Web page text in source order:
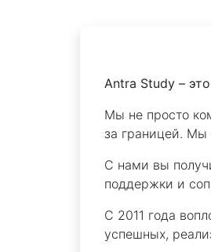
Antra Study –
Мы не просто
за границей. Мы
С нами вы
поддержки и
С 2011 года
успешных,